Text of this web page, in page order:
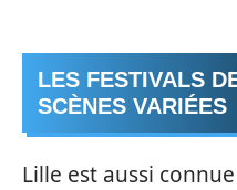
LES FESTIVALS
SCÈNES VARIÉES
Lille est aussi